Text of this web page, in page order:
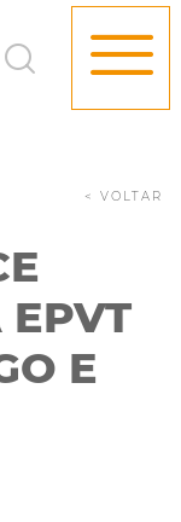
< VOLTAR
E